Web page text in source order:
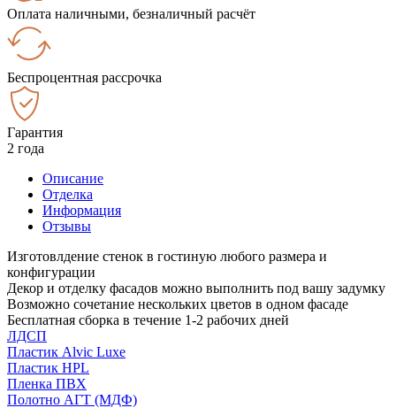
Оплата наличными, безналичный расчёт
Беспроцентная рассрочка
Гарантия
2 года
Описание
Отделка
Информация
Отзывы
Изготовлдение стенок в гостиную любого размера и
конфигурации
Декор и отделку фасадов можно выполнить под вашу задумку
Возможно сочетание нескольких цветов в одном фасаде
Бесплатная сборка в течение 1-2 рабочих дней
ЛДСП
Пластик Alvic Luxe
Пластик HPL
Пленка ПВХ
Полотно АГТ (МДФ)